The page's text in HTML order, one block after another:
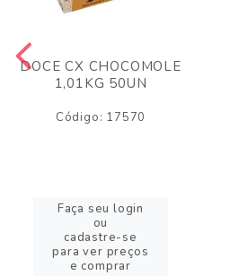
DOCE CX CHOCOMOLE
1,01KG 50UN
Código: 17570
Faça seu login
ou
cadastre-se
para ver preços
e comprar